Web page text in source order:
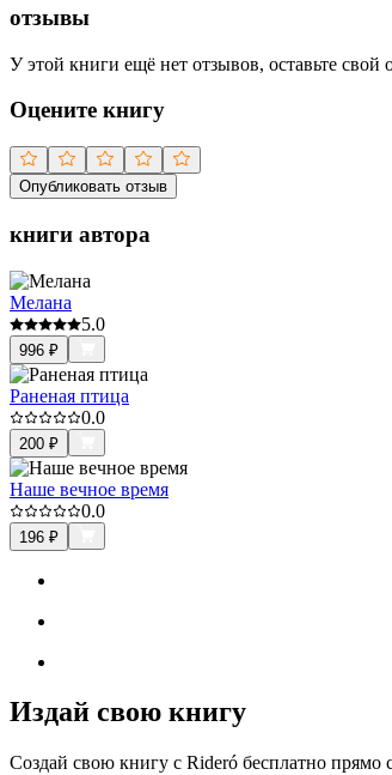
отзывы
У этой книги ещё нет отзывов, оставьте свой
Оцените книгу
Опубликовать отзыв
книги автора
Мелана
5.0
996 ₽
Раненая птица
0.0
200 ₽
Наше вечное время
0.0
196 ₽
Издай свою книгу
Создай свою книгу с Rideró бесплатно прямо